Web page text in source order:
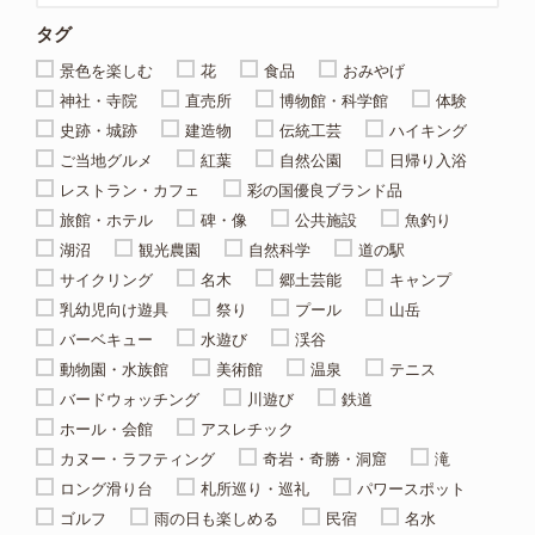
タグ
景色を楽しむ 花 食品
おみやげ
神社・寺院
直売所 博物館・科学館
体験
史跡・城跡
建造物 伝統工芸
ハイキング
ご当地グルメ
紅葉 自然公園
日帰り入浴
レストラン・カフェ
彩の国優良ブランド品
旅館・ホテル
碑・像 公共施設
魚釣り
湖沼
観光農園 自然科学
道の駅
サイクリング
名木 郷土芸能
キャンプ
乳幼児向け遊具
祭り プール
山岳
バーベキュー
水遊び
渓谷
動物園・水族館
美術館 温泉
テニス
バードウォッチング
川遊び
鉄道
ホール・会館
アスレチック
カヌー・ラフティング
奇岩・奇勝・洞窟
滝
ロング滑り台
札所巡り・巡礼
パワースポット
ゴルフ
雨の日も楽しめる 民宿 名水